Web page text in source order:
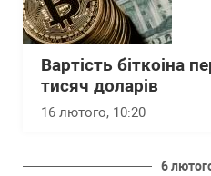
Вартість біткоіна
тисяч доларів
16 лютого, 10:20
6